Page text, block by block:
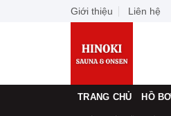
Giới thiệu Liên hệ
TRANG CHỦ HỒ